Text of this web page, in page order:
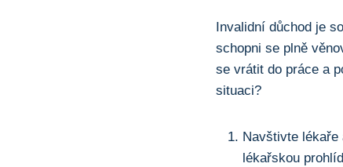
Invalidní důchod je
schopni se plně
se vrátit do práce a
situaci?
Navštivte
lékařskou